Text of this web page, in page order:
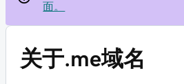
面。
关于.me域名